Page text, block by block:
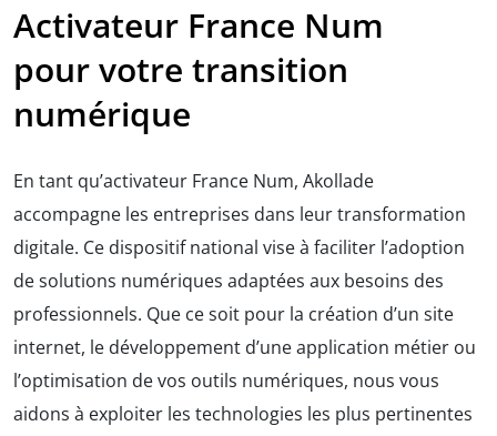
Activateur France Num
pourvotre transition
numérique
En tant qu’activateur France Num, Akollade
accompagne les entreprises dans leur transformation
digitale. Ce dispositif national vise à faciliter l’adoption
de solutions numériques adaptées aux besoins des
professionnels. Que ce soit pour la création d’un site
internet, le développement d’une application métier ou
l’optimisation de vos outils numériques, nous vous
aidons à exploiter les technologies les plus pertinentes